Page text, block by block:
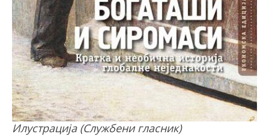
Илустрација (Службени гласник)